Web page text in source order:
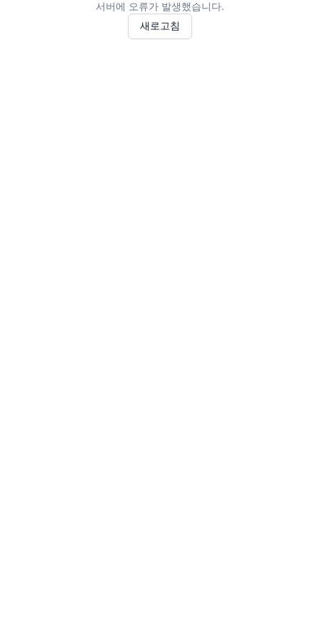
서버에 오류가 발생했습니다.
새로고침